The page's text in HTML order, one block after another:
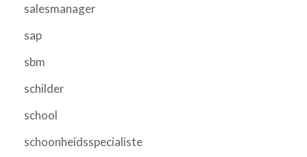
salesmanager
sap
sbm
schilder
school
schoonheidsspecialiste